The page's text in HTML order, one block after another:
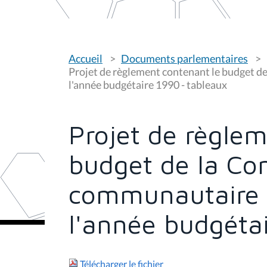
o
u
s
ê
:
Accueil
Documents parlementaires
Projet de règlement contenant le budget
l'année budgétaire 1990 - tableaux
Projet de
budget de la
l'année
Télécharger le fichier